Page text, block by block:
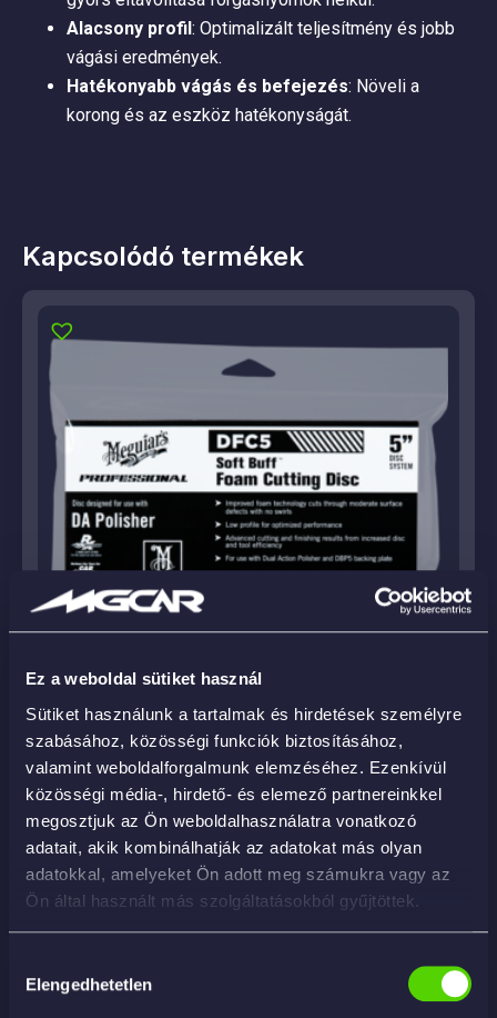
Ez a weboldal sütiket használ
Sütiket használunk a tartalmak és hirdetések személyre
szabásához, közösségi funkciók biztosításához,
valamint weboldalforgalmunk elemzéséhez. Ezenkívül
közösségi média-, hirdető- és elemező partnereinkkel
megosztjuk az Ön weboldalhasználatra vonatkozó
adatait, akik kombinálhatják az adatokat más olyan
adatokkal, amelyeket Ön adott meg számukra vagy az
Ön által használt más szolgáltatásokból gyűjtöttek.
kiválasztása
Elengedhetetlen
Alacsony profil: Optimalizált teljesítmény és jobb
vágási eredmények.
Hatékonyabb vágás és befejezés: Növeli a
korong és az eszköz hatékonyságát.
Kapcsolódó termékek
DFC5 – Foam Cutting Pad 5″
9 290Ft
KOSÁRBA